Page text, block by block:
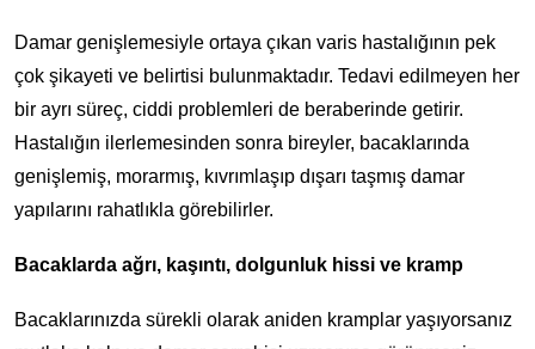
Damar genişlemesiyle ortaya çıkan varis hastalığının pek
çok şikayeti ve belirtisi bulunmaktadır. Tedavi edilmeyen her
bir ayrı süreç, ciddi problemleri de beraberinde getirir.
Hastalığın ilerlemesinden sonra bireyler, bacaklarında
genişlemiş, morarmış, kıvrımlaşıp dışarı taşmış damar
yapılarını rahatlıkla görebilirler.
Bacaklarda ağrı, kaşıntı, dolgunluk hissi ve kramp
Bacaklarınızda sürekli olarak aniden kramplar yaşıyorsanız